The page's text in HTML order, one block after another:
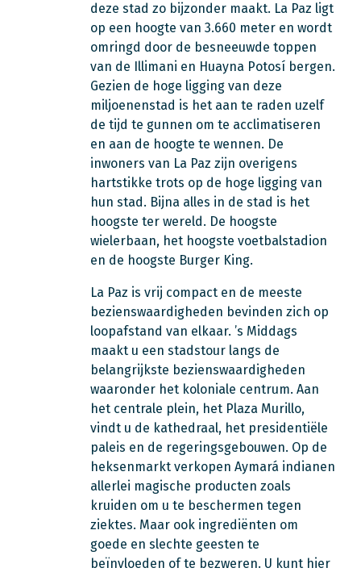
deze stad zo bijzonder maakt. La Paz ligt
op een hoogte van 3.660 meter en wordt
omringd door de besneeuwde toppen
van de Illimani en Huayna Potosí bergen.
Gezien de hoge ligging van deze
miljoenenstad is het aan te raden uzelf
de tijd te gunnen om te acclimatiseren
en aan de hoogte te wennen. De
inwoners van La Paz zijn overigens
hartstikke trots op de hoge ligging van
hun stad. Bijna alles in de stad is het
hoogste ter wereld. De hoogste
wielerbaan, het hoogste voetbalstadion
en de hoogste Burger King.
La Paz is vrij compact en de meeste
bezienswaardigheden bevinden zich op
loopafstand van elkaar. ’s Middags
maakt u een stadstour langs de
belangrijkste bezienswaardigheden
waaronder het koloniale centrum. Aan
het centrale plein, het Plaza Murillo,
vindt u de kathedraal, het presidentiële
paleis en de regeringsgebouwen. Op de
heksenmarkt verkopen Aymará indianen
allerlei magische producten zoals
kruiden om u te beschermen tegen
ziektes. Maar ook ingrediënten om
goede en slechte geesten te
beïnvloeden of te bezweren. U kunt hier